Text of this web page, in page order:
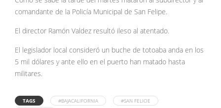
comandante de la Policía Municipal de San Felipe.
El director Ramón Valdez resultó ileso al atentado.
El legislador local consideró un buche de totoaba anda en los
5 mil dólares y ante ello en el puerto han matado hasta
militares.
TAGS #BAJACALIFORNIA
#SAN FELIOE